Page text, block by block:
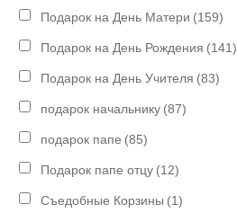
Подарок на День Матери (159)
Подарок на День Рождения (141)
Подарок на День Учителя (83)
подарок начальнику (87)
подарок папе (85)
Подарок папе отцу (12)
Съедобные Корзины (1)